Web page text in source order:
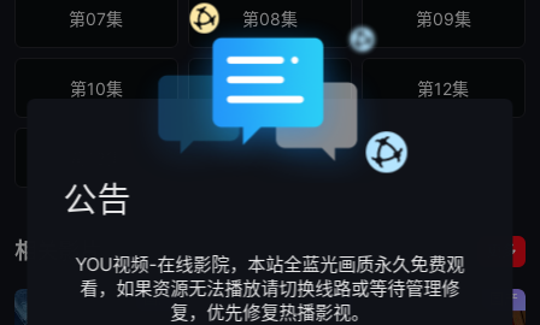
第07集 第08集 第09集
第10集 第11集 第12集
相关影片 更多
国产 国产 国产
公告
YOU视频-在线影院，本站全蓝光画质永久免费观
看，如果资源无法播放请切换线路或等待管理修
复，优先修复热播影视。